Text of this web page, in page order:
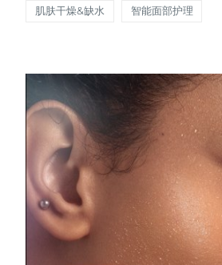
肌肤干燥&缺水 智能面部护理
瑞典美肤护理
面部清洁
LUNA™ 4 套装
Anti-aging massage
紧致
BEAR™ 2 套装
Microcurrent toning
加拿大
澳大利亚
奥地利
巴林
比利时
百慕大